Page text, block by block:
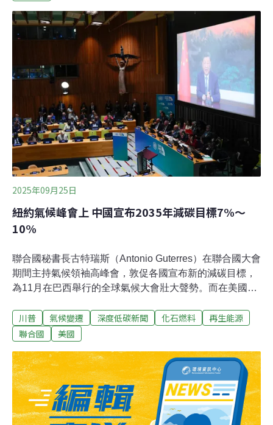
團體參加。除了首爾，釜山、大田、濟州、清州等地也有
遊行。主辦單位表示，首爾約3萬人參與，其它地區則約
有3000人。本次遊行有六大訴求，制定以氣候正義為基礎
的減碳目標，實現非核、淘汰化石燃料的能源轉型、檢討
以成長與大企業為中心的半導體與AI產業計畫、保障基本
生存權、確保農業永續發展、終止戰爭與殺戮。在隊伍出
發前，光化門西側的人行道上，有勞工、環境團體等團體
架設的帳篷，講述各自的訴求並舉辦小活動。多次參與國
外與韓國氣候遊行的盧
2025年09月25日
紐約氣候峰會上 中國宣布2035年減碳目標7%～
10%
聯合國秘書長古特瑞斯（Antonio Guterres）在聯合國大會
期間主持氣候領袖高峰會，敦促各國宣布新的減碳目標，
為11月在巴西舉行的全球氣候大會壯大聲勢。而在美國總
界的最大騙局」的第二天，中國公布了減緩全球暖化的減
碳新目標。催繳減碳目標期限將至 川普至聯大演說本週，
還有兩個月，而壓力更大的是，即將接近主席國巴西要求
在9月30日提交NDC的最後期限。根據2015年的《巴黎協
定》，各國承諾每五年透過國家自訂貢獻（NDC）來更新
減碳承諾。根據氣候智庫E3G的NDC追蹤器，截至9月
初，在提交了NDC的32個國家中，約占全球排放量的
川普 氣候變遷 深度低碳新聞 化石燃料
再生能源
聯合國
美國